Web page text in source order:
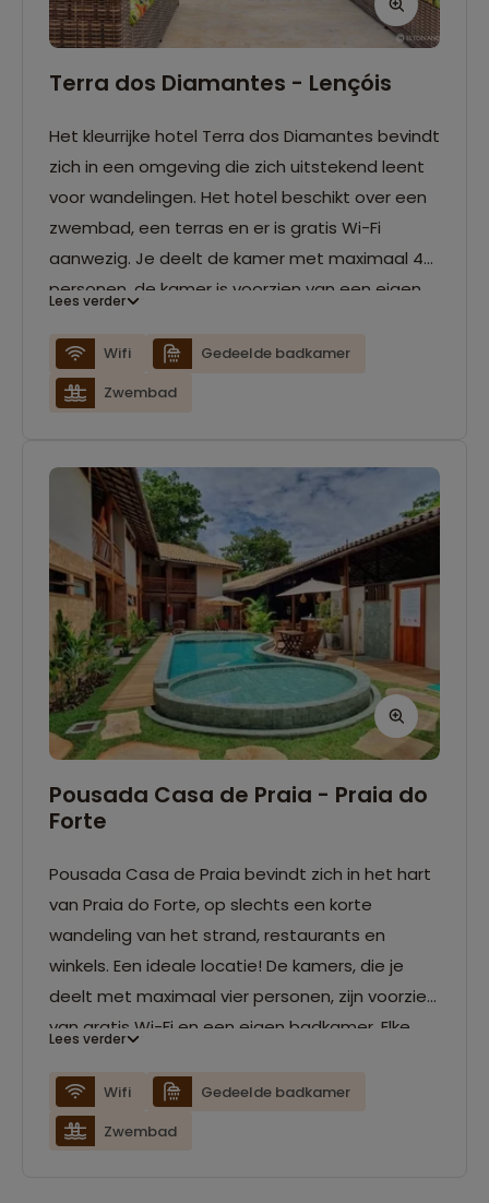
Terra dos Diamantes - Lençóis
Het kleurrijke hotel Terra dos Diamantes bevindt
zich in een omgeving die zich uitstekend leent
voor wandelingen. Het hotel beschikt over een
zwembad, een terras en er is gratis Wi-Fi
aanwezig. Je deelt de kamer met maximaal 4
personen, de kamer is voorzien van een eigen
Lees verder
Wifi
Gedeelde badkamer
Zwembad
Pousada Casa de Praia - Praia do
Forte
Pousada Casa de Praia bevindt zich in het hart
van Praia do Forte, op slechts een korte
wandeling van het strand, restaurants en
winkels. Een ideale locatie! De kamers, die je
deelt met maximaal vier personen, zijn voorzien
van gratis Wi-Fi en een eigen badkamer. Elke
en het restaurant biedt zowel lokale als
internationale gerechten. Daarnaast is er een
klein buitenzwembad waar je kunt afkoelen van
Lees verder
Wifi
Gedeelde badkamer
Zwembad